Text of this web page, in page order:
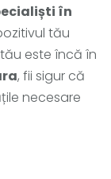
în
tău
este încă în
, fii sigur că
necesare